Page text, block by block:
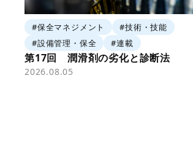
#保全マネジメント
#技術・技能
#設備管理・保全
#連載
第17回 潤滑剤の劣化と診断法
2026.08.05